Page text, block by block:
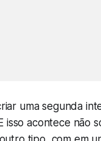
uma segunda
isso acontece não